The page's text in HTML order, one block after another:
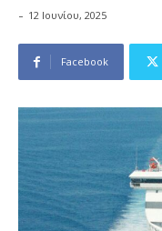
- 12 Ιουνίου, 2025
Facebook